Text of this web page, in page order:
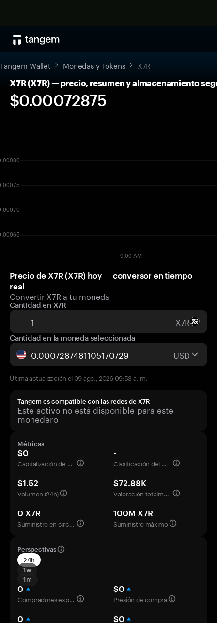
Tangem Wallet Monedas y Tokens X7R
X7R (X7R) — precio, resumen y almacenamiento
$0.00072875
Precio de X7R (X7R) hoy — conversor en tiempo
real
Convertir X7R a tu moneda
Cantidad en X7R
X7R
Cantidad en la moneda seleccionada
USD
Última actualización el 09 ago., 2026 09:53 a. m.
Tangem es compatible con las redes de X7R
Este activo no está disponible para este
monedero
Métricas
$0
Capitalización de mercado
-
Clasificación del mercado
$1.52
Volumen (24h)
$72.88K
Valoración totalmente diluida
0 X7R
Suministro en circulación
100M X7R
Suministro máximo
Perspectivas
24h
1w
1m
0
Compradores experimentados
$0
Presión de compra
0
$0